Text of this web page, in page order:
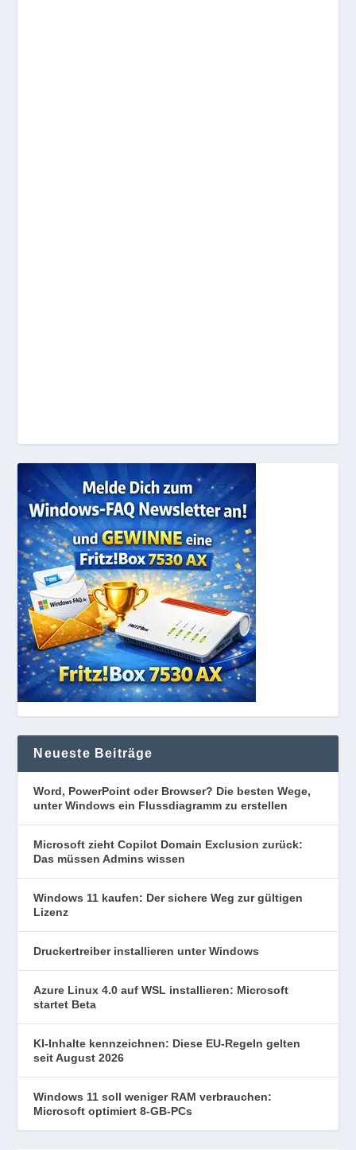
Neueste Beiträge
Word, PowerPoint oder Browser? Die besten Wege,
unter Windows ein Flussdiagramm zu erstellen
Microsoft zieht Copilot Domain Exclusion zurück:
Das müssen Admins wissen
Windows 11 kaufen: Der sichere Weg zur gültigen
Lizenz
Druckertreiber installieren unter Windows
Azure Linux 4.0 auf WSL installieren: Microsoft
startet Beta
KI-Inhalte kennzeichnen: Diese EU-Regeln gelten
seit August 2026
Windows 11 soll weniger RAM verbrauchen:
Microsoft optimiert 8-GB-PCs